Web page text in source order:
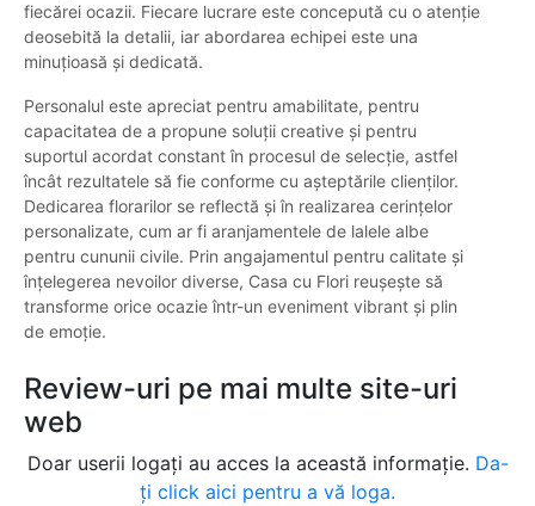
fiecărei ocazii. Fiecare lucrare este concepută cu o atenție
deosebită la detalii, iar abordarea echipei este una
minuțioasă și dedicată.
Personalul este apreciat pentru amabilitate, pentru
capacitatea de a propune soluții creative și pentru
suportul acordat constant în procesul de selecție, astfel
încât rezultatele să fie conforme cu așteptările clienților.
Dedicarea florarilor se reflectă și în realizarea cerințelor
personalizate, cum ar fi aranjamentele de lalele albe
pentru cununii civile. Prin angajamentul pentru calitate și
înțelegerea nevoilor diverse, Casa cu Flori reușește să
transforme orice ocazie într-un eveniment vibrant și plin
de emoție.
Review-uri pe mai multe site-uri
web
Doar userii logați au acces la această informație. Da-
ți click aici pentru a vă loga.